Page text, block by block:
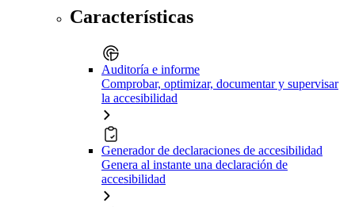
Características
Auditoría e informe
Comprobar, optimizar, documentar y supervisar
la accesibilidad
Generador de declaraciones de accesibilidad
Genera al instante una declaración de
accesibilidad